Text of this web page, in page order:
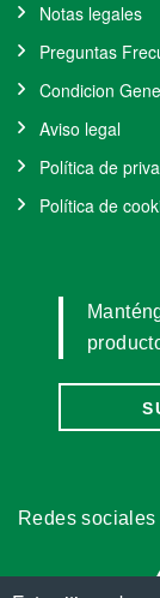
Notas legales
Preguntas
Condicion
Aviso legal
Política de
Política de
Redes sociales